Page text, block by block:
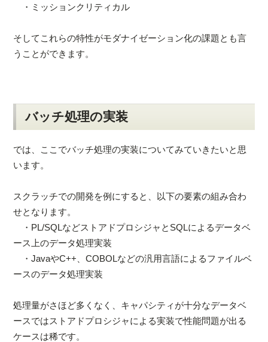
・ミッションクリティカル
そしてこれらの特性がモダナイゼーション化の課題とも言
うことができます。
バッチ処理の実装
では、ここでバッチ処理の実装についてみていきたいと思
います。
スクラッチでの開発を例にすると、以下の要素の組み合わ
せとなります。
・PL/SQLなどストアドプロシジャとSQLによるデータベ
ース上のデータ処理実装
・JavaやC++、COBOLなどの汎用言語によるファイルベ
ースのデータ処理実装
処理量がさほど多くなく、キャパシティが十分なデータベ
ースではストアドプロシジャによる実装で性能問題が出る
ケースは稀です。